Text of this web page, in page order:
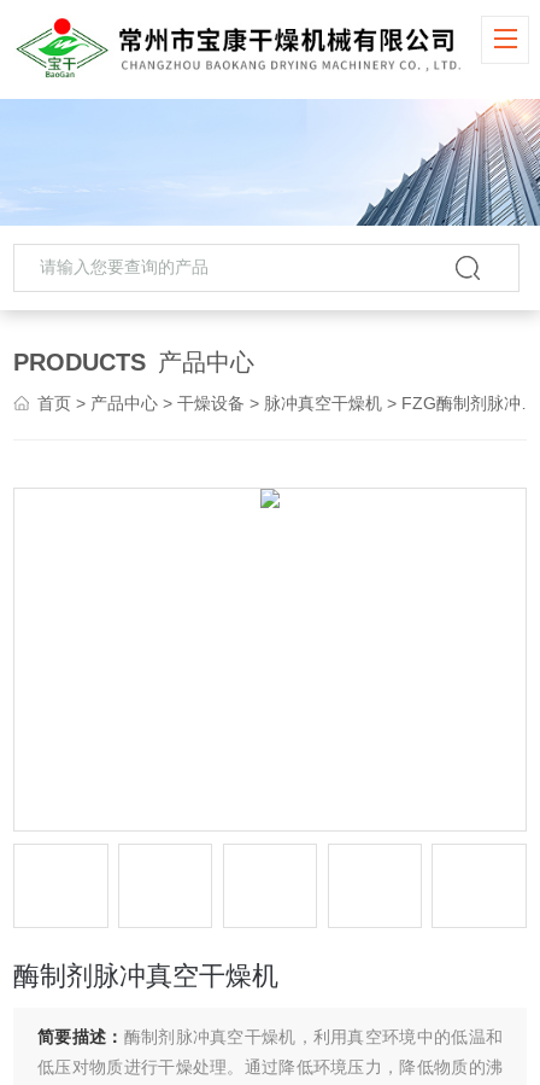
PRODUCTS 产品中心
首页 > 产品中心 >干燥设备 > 脉冲真空干燥机 > FZG酶制剂脉冲真空干燥机
酶制剂脉冲真空干燥机
简要描述： 酶制剂脉冲真空干燥机，利用真空环境中的低温和
低压对物质进行干燥处理。通过降低环境压力，降低物质的沸